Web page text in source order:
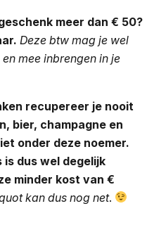
meer dan € 50?
Deze btw mag je wel
mee inbrengen in je
recupereer je nooit
bier, champagne en
onder deze noemer.
is dus wel degelijk
minder kost van €
kan dus nog net.